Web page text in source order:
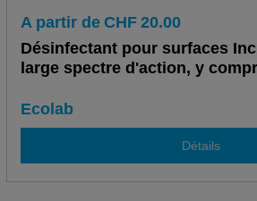
A partir de CHF 20.00
Désinfectant pour surfaces
large spectre d'action, y
Ecolab
Détails